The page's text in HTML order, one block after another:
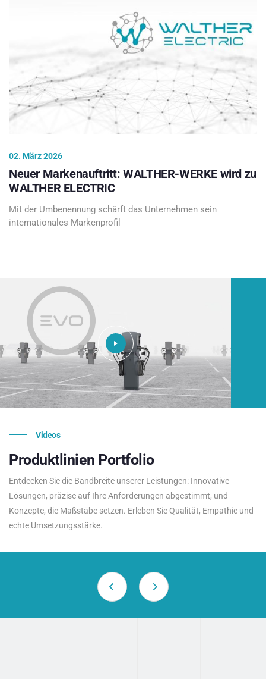
02. März 2026
Neuer Markenauftritt: WALTHER-WERKE wird zu
WALTHER ELECTRIC
Mit der Umbenennung schärft das Unternehmen sein
internationales Markenprofil
Videos
Produktlinien Portfolio
Entdecken Sie die Bandbreite unserer Leistungen: Innovative
Lösungen, präzise auf Ihre Anforderungen abgestimmt, und
Konzepte, die Maßstäbe setzen. Erleben Sie Qualität, Empathie und
echte Umsetzungsstärke.